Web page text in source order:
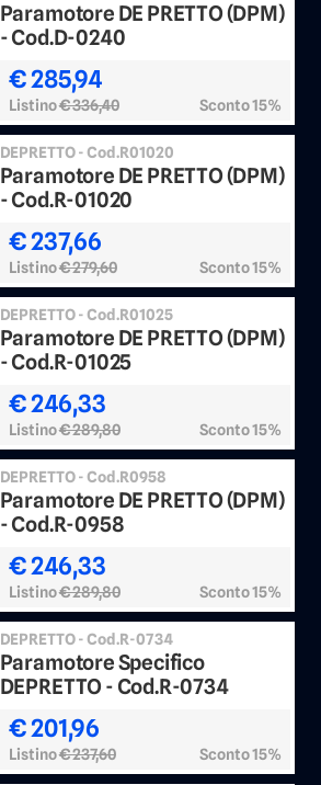
Paramotore DE PRETTO (DPM)
- Cod.D-0240
€ 285,94
Listino€ 336,40 Sconto 15%
DEPRETTO - Cod.R01020
Paramotore DE PRETTO (DPM)
- Cod.R-01020
€ 237,66
Listino€ 279,60 Sconto 15%
DEPRETTO - Cod.R01025
Paramotore DE PRETTO (DPM)
- Cod.R-01025
€ 246,33
Listino€ 289,80 Sconto 15%
DEPRETTO - Cod.R0958
Paramotore DE PRETTO (DPM)
- Cod.R-0958
€ 246,33
Listino€ 289,80 Sconto 15%
DEPRETTO - Cod.R-0734
Paramotore Specifico
DEPRETTO - Cod.R-0734
€ 201,96
Listino€ 237,60 Sconto 15%